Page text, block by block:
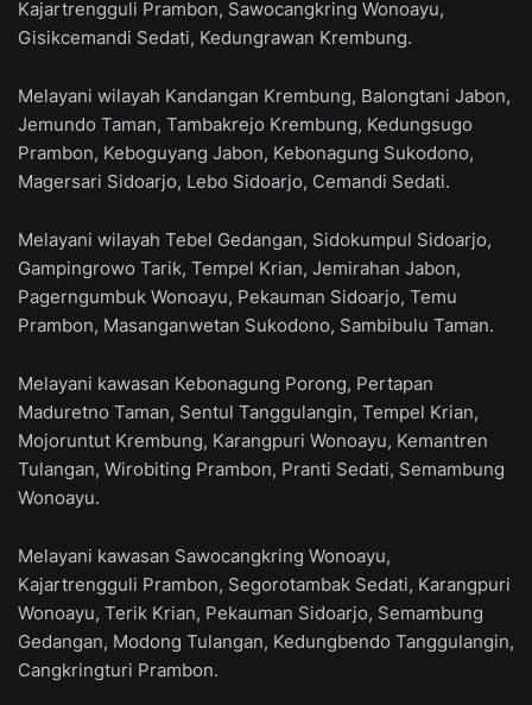
Kajartrengguli Prambon, Sawocangkring Wonoayu,
Gisikcemandi Sedati, Kedungrawan Krembung.
Melayani wilayah Kandangan Krembung, Balongtani Jabon,
Jemundo Taman, Tambakrejo Krembung, Kedungsugo
Prambon, Keboguyang Jabon, Kebonagung Sukodono,
Magersari Sidoarjo, Lebo Sidoarjo, Cemandi Sedati.
Melayani wilayah Tebel Gedangan, Sidokumpul Sidoarjo,
Gampingrowo Tarik, Tempel Krian, Jemirahan Jabon,
Pagerngumbuk Wonoayu, Pekauman Sidoarjo, Temu
Prambon, Masanganwetan Sukodono, Sambibulu Taman.
Melayani kawasan Kebonagung Porong, Pertapan
Maduretno Taman, Sentul Tanggulangin, Tempel Krian,
Mojoruntut Krembung, Karangpuri Wonoayu, Kemantren
Tulangan, Wirobiting Prambon, Pranti Sedati, Semambung
Wonoayu.
Melayani kawasan Sawocangkring Wonoayu,
Kajartrengguli Prambon, Segorotambak Sedati, Karangpuri
Wonoayu, Terik Krian, Pekauman Sidoarjo, Semambung
Gedangan, Modong Tulangan, Kedungbendo Tanggulangin,
Cangkringturi Prambon.